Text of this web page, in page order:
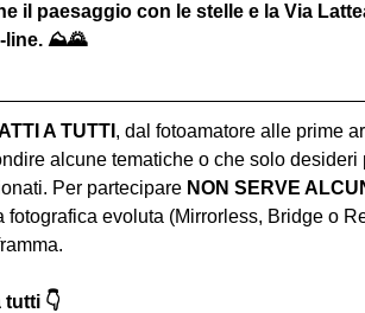
il paesaggio con le stelle e la Via
line. ⛰🌄
A TUTTI , dal fotoamatore alle prime
alcune tematiche o che solo
Per partecipare NON SERVE
fotografica evoluta (Mirrorless, Bridge o
👇